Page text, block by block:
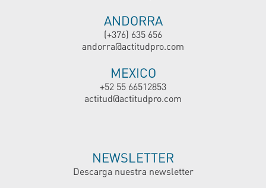
ANDORRA
(+376) 635 656
andorra@actitudpro.com
MEXICO
+52 55 66512853
actitud@actitudpro.com
NEWSLETTER
Descarga nuestra newsletter